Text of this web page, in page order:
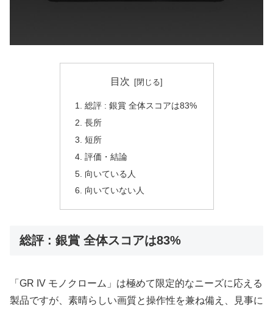
目次
総評 : 銀賞 全体スコアは83%
長所
短所
評価・結論
向いている人
向いていない人
総評 : 銀賞 全体スコアは83%
「GR IV モノクローム」は極めて限定的なニーズに応える
製品ですが、素晴らしい画質と操作性を兼ね備え、見事に